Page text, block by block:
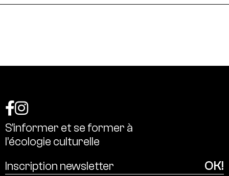
S’informer et se former à
l’écologie culturelle